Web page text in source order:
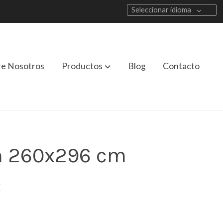
Seleccionar idioma
Nosotros Productos Blog Contacto
260x296 cm